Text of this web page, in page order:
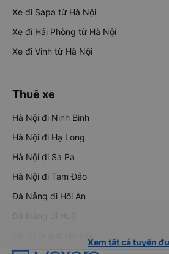
Xe đi Sapa từ Hà Nội
Xe đi Hải Phòng từ Hà Nội
Xe đi Vinh từ Hà Nội
Thuê xe
Hà Nội đi Ninh Bình
Hà Nội đi Hạ Long
Hà Nội đi Sa Pa
Hà Nội đi Tam Đảo
Đà Nẵng đi Hội An
Đà Nẵng đi Huế
Xem tất cả tuyến